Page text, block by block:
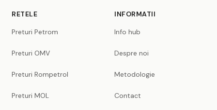
RETELE
Preturi Petrom
Preturi OMV
Preturi Rompetrol
Preturi MOL
INFORMATII
Info hub
Despre noi
Metodologie
Contact